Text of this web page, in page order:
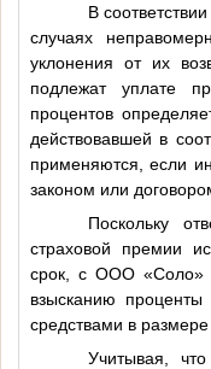
В
случаях
уклонения от их
подлежат уплате
процентов
действовавшей в
применяются, если
законом или
Поскольку
страховой премии
срок, с ООО «Соло»
взысканию
средствами в
Учитывая,